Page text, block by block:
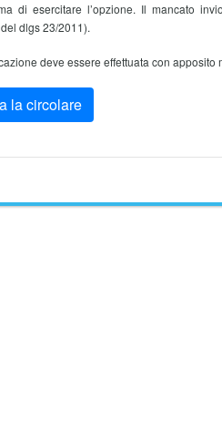
di esercitare l’opzione. Il mancato
dlgs 23/2011).
deve essere effettuata con apposito
la circolare